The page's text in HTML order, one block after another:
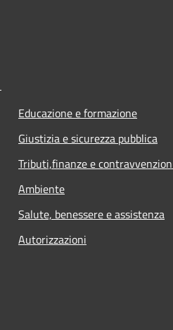
Educazione e formazione
Giustizia e sicurezza pubblica
Tributi,finanze e
Ambiente
Salute, benessere e assistenza
Autorizzazioni